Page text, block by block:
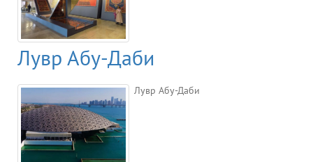
Лувр Абу-Даби
Лувр Абу-Даби